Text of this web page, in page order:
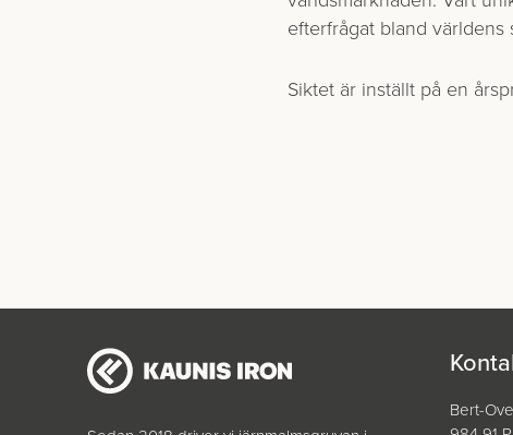
efterfrågat bland världens
Siktet är inställt på en
Bert-